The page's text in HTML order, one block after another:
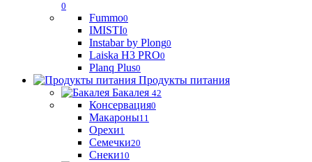
0
Fummo0
IMISTI0
Instabar by Plong0
Laiska H3 PRO0
Planq Plus0
Продукты питания
Бакалея 42
Консервация0
Макароны11
Орехи1
Семечки20
Снеки10